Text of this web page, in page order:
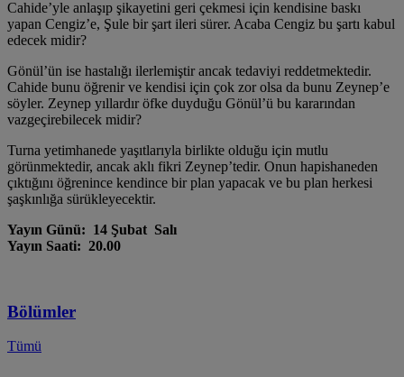
Cahide’yle anlaşıp şikayetini geri çekmesi için kendisine baskı
yapan Cengiz’e, Şule bir şart ileri sürer. Acaba Cengiz bu şartı kabul
edecek midir?
Gönül’ün ise hastalığı ilerlemiştir ancak tedaviyi reddetmektedir.
Cahide bunu öğrenir ve kendisi için çok zor olsa da bunu Zeynep’e
söyler. Zeynep yıllardır öfke duyduğu Gönül’ü bu kararından
vazgeçirebilecek midir?
Turna yetimhanede yaşıtlarıyla birlikte olduğu için mutlu
görünmektedir, ancak aklı fikri Zeynep’tedir. Onun hapishaneden
çıktığını öğrenince kendince bir plan yapacak ve bu plan herkesi
şaşkınlığa sürükleyecektir.
Yayın Günü: 14 Şubat Salı
Yayın Saati: 20.00
Bölümler
Tümü